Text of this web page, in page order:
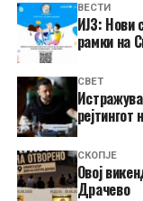
ВЕСТИ
ИЈЗ: Нови
рамки на
СВЕТ
рејтингот
СКОПЈЕ
​Овој
Драчево